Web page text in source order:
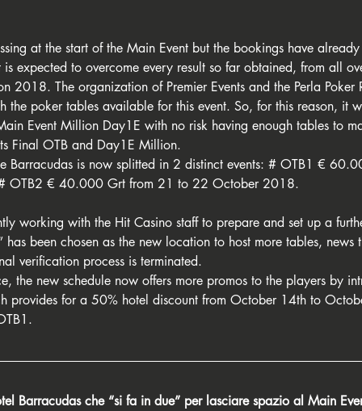
at the start of the Main Event but the bookings have
expected to overcome every result so far obtained, from all
2018. The organization of Premier Events and the Perla Poker
the poker tables available for this event. So, for this reason, it
Event Million Day1E with no risk having enough tables to
Final OTB and Day1E Million.
Barracudas is now splitted in 2 distinct events: # OTB1 €
OTB2 € 40.000 Grt from 21 to 22 October 2018.
working with the Hit Casino staff to prepare and set up a
has been chosen as the new location to host more tables,
verification process is terminated.
the new schedule now offers more promos to the players by
provides for a 50% hotel discount from October 14th to
Barracudas che “si fa in due” per lasciare spazio al Main